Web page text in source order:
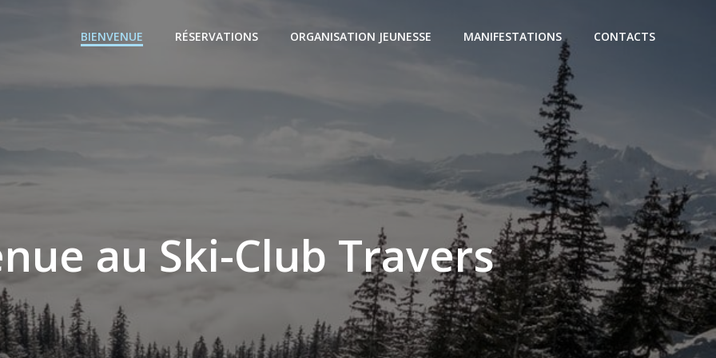
BIENVENUE RÉSERVATIONS ORGANISATION JEUNESSE MANIFESTATIONS CONTACTS
au Ski-Club Travers